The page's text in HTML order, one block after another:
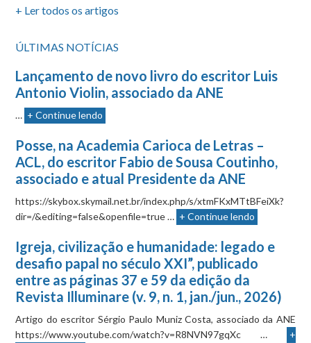
+ Ler todos os artigos
ÚLTIMAS NOTÍCIAS
Lançamento de novo livro do escritor Luis
Antonio Violin, associado da ANE
… + Continue lendo
Posse, na Academia Carioca de Letras –
ACL, do escritor Fabio de Sousa Coutinho,
associado e atual Presidente da ANE
https://skybox.skymail.net.br/index.php/s/xtmFKxMTtBFeiXk?
dir=/&editing=false&openfile=true … + Continue lendo
Igreja, civilização e humanidade: legado e
desafio papal no século XXI”, publicado
entre as páginas 37 e 59 da edição da
Revista Illuminare (v. 9, n. 1, jan./jun., 2026)
Artigo do escritor Sérgio Paulo Muniz Costa, associado da ANE
https://www.youtube.com/watch?v=R8NVN97gqXc …
+